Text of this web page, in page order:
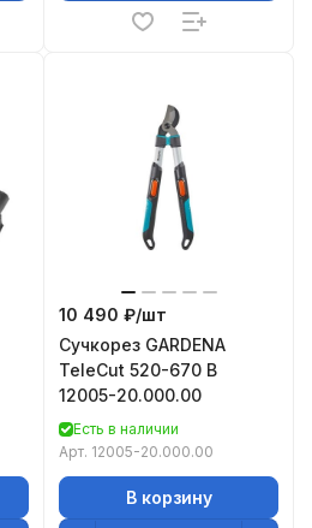
10 490 ₽/шт
Сучкорез GARDENA
TeleCut 520-670 B
12005-20.000.00
Есть в наличии
Арт. 12005-20.000.00
В корзину